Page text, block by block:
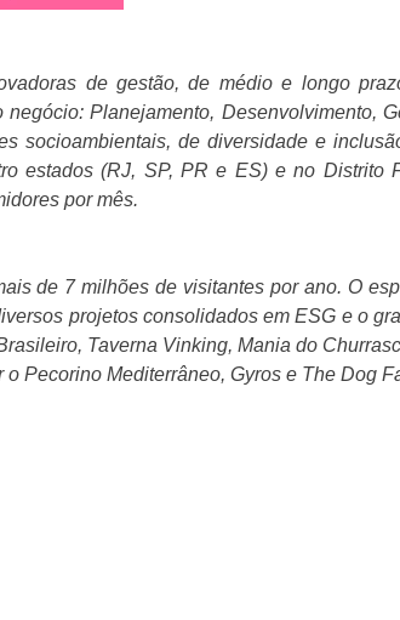
de gestão, de médio e longo
Planejamento, Desenvolvimento,
socioambientais, de diversidade e
estados (RJ, SP, PR e ES) e no Distrito
por mês.
de 7 milhões de visitantes por ano. O
projetos consolidados em ESG e o
Taverna Vinking, Mania do
Pecorino Mediterrâneo, Gyros e The Dog